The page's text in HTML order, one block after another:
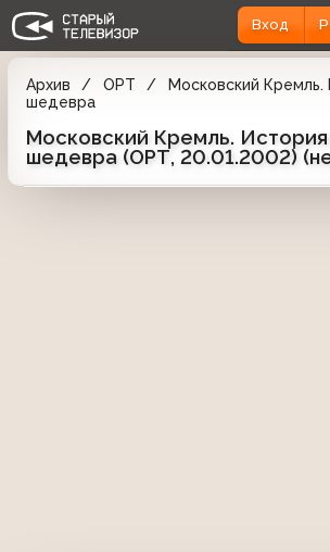
Вход
Архив ОРТ
Московский Кремль.
шедевра
Московский Кремль.
шедевра (ОРТ, 20.01.2002)